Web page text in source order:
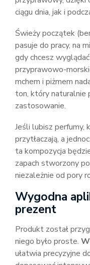
ciągu dnia, jak i
Świeży początek
pasuje do pracy, na
gdy chcesz
przyprawowo-
mchem i piżmem
ton, który naturalnie
zastosowanie.
Jeśli lubisz perfumy,
przytłaczają, a
ta kompozycja
zapach stworzony
niezależnie od pory
Wygodna
prezent
Produkt został
niego było proste.
ułatwia precyzyjne